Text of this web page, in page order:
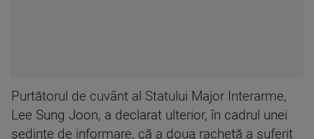
Purtătorul de cuvânt al Statului Major Interarme,
Lee Sung Joon, a declarat ulterior, în cadrul unei
şedinţe de informare, că a doua rachetă a suferit